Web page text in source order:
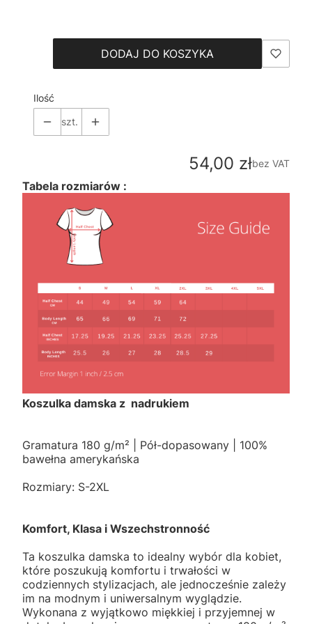
DODAJ DO KOSZYKA
Ilość
szt.
Cena
54,00 złbez VAT
Tabela rozmiarów :
Koszulka damska z nadrukiem
Gramatura 180 g/m² | Pół-dopasowany | 100%
bawełna amerykańska
Rozmiary: S-2XL
Komfort, Klasa i Wszechstronność
Ta koszulka damska to idealny wybór dla kobiet,
które poszukują komfortu i trwałości w
codziennych stylizacjach, ale jednocześnie zależy
im na modnym i uniwersalnym wyglądzie.
Wykonana z wyjątkowo miękkiej i przyjemnej w